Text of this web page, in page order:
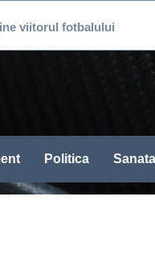
fotbalului
Politica